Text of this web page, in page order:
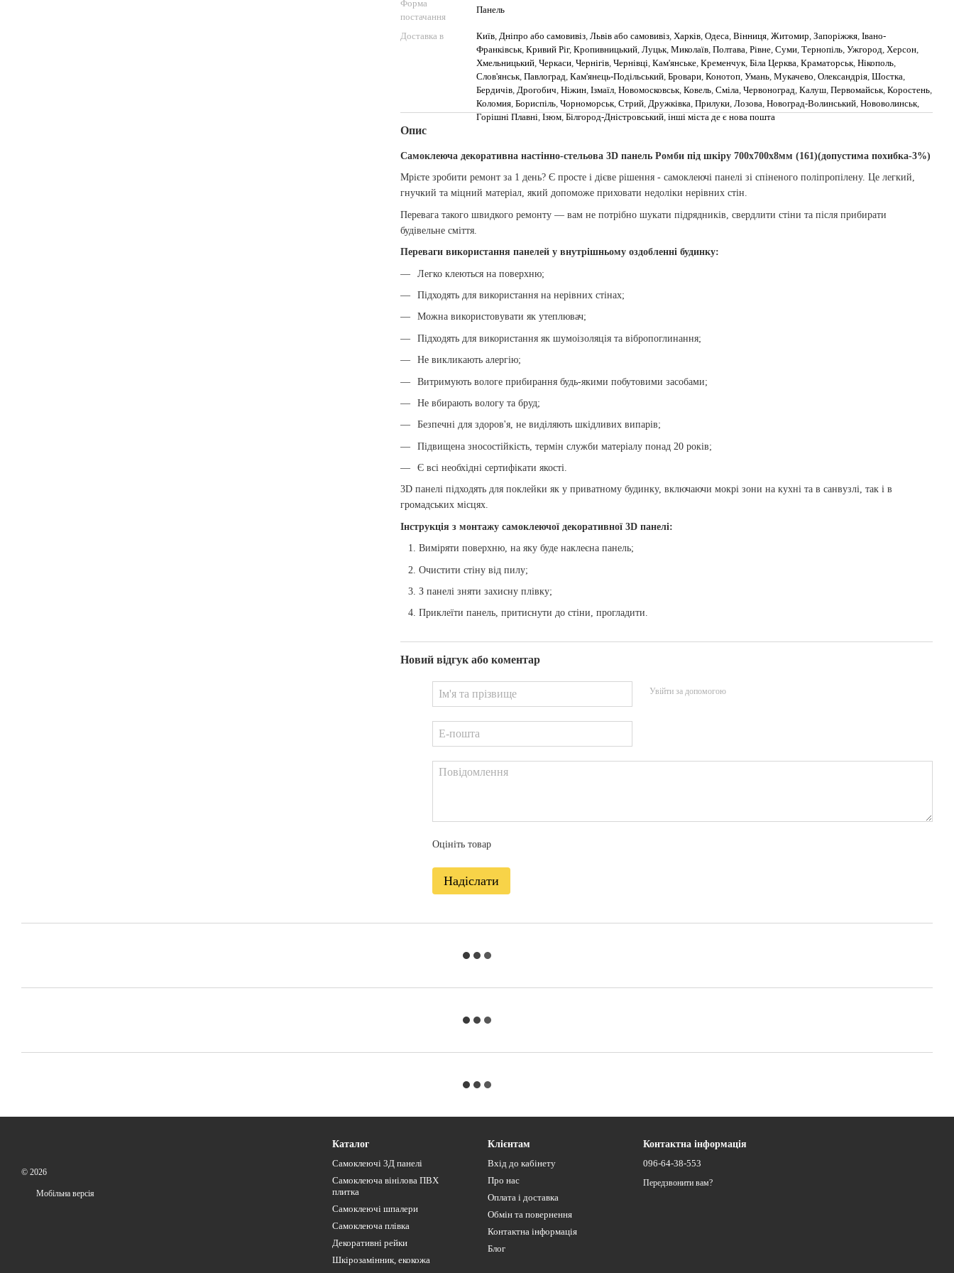
Форма
постачання
Панель
Доставка в Київ, Дніпро або самовивіз, Львів або самовивіз, Харків, Одеса, Вінниця, Житомир, Запоріжжя, Івано-
Франківськ, Кривий Ріг, Кропивницький, Луцьк, Миколаїв, Полтава, Рівне, Суми, Тернопіль, Ужгород, Херсон,
Хмельницький, Черкаси, Чернігів, Чернівці, Кам'янське, Кременчук, Біла Церква, Краматорськ, Нікополь,
Слов'янськ, Павлоград, Кам'янець-Подільський, Бровари, Конотоп, Умань, Мукачево, Олександрія, Шостка,
Бердичів, Дрогобич, Ніжин, Ізмаїл, Новомосковськ, Ковель, Сміла, Червоноград, Калуш, Первомайськ, Коростень,
Коломия, Бориспіль, Чорноморськ, Стрий, Дружківка, Прилуки, Лозова, Новоград-Волинський, Нововолинськ,
Горішні Плавні, Ізюм, Білгород-Дністровський, інші міста де є нова пошта
Опис
Самоклеюча декоративна настінно-стельова 3D панель Ромби під шкіру 700х700х8мм (161)(допустима похибка-3%)
Мрієте зробити ремонт за 1 день? Є просте і дієве рішення - самоклеючі панелі зі спіненого поліпропілену. Це легкий,
гнучкий та міцний матеріал, який допоможе приховати недоліки нерівних стін.
Перевага такого швидкого ремонту — вам не потрібно шукати підрядників, свердлити стіни та після прибирати
будівельне сміття.
Переваги використання панелей у внутрішньому оздобленні будинку:
Легко клеються на поверхню;
Підходять для використання на нерівних стінах;
Можна використовувати як утеплювач;
Підходять для використання як шумоізоляція та вібропоглинання;
Не викликають алергію;
Витримують вологе прибирання будь-якими побутовими засобами;
Не вбирають вологу та бруд;
Безпечні для здоров'я, не виділяють шкідливих випарів;
Підвищена зносостійкість, термін служби матеріалу понад 20 років;
Є всі необхідні сертифікати якості.
3D панелі підходять для поклейки як у приватному будинку, включаючи мокрі зони на кухні та в санвузлі, так і в
громадських місцях.
Інструкція з монтажу самоклеючої декоративної 3D панелі:
Виміряти поверхню, на яку буде наклеєна панель;
Очистити стіну від пилу;
З панелі зняти захисну плівку;
Приклеїти панель, притиснути до стіни, прогладити.
Новий відгук або коментар
Увійти за допомогою
Оцініть товар
Надіслати
© 2026
Мобільна версія
Каталог
Самоклеючі 3Д панелі
Самоклеюча вінілова ПВХ
плитка
Самоклеючі шпалери
Самоклеюча плівка
Декоративні рейки
Шкірозамінник, екокожа
Клієнтам
Вхід до кабінету
Про нас
Оплата і доставка
Обмін та повернення
Контактна інформація
Блог
Контактна інформація
096-64-38-553
Передзвонити вам?